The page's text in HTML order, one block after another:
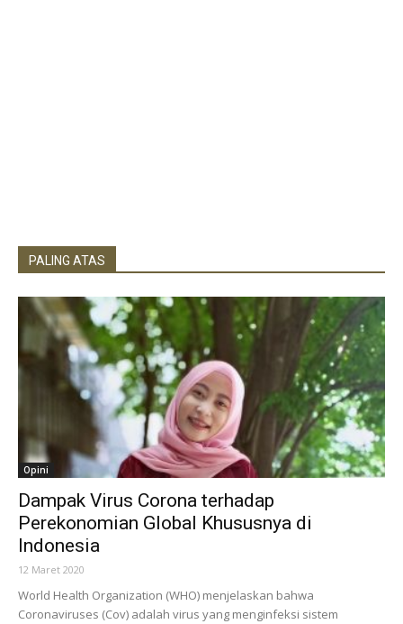
PALING ATAS
Opini
Dampak Virus Corona terhadap
Perekonomian Global Khususnya di
Indonesia
12 Maret 2020
World Health Organization (WHO) menjelaskan bahwa
Coronaviruses (Cov) adalah virus yang menginfeksi sistem